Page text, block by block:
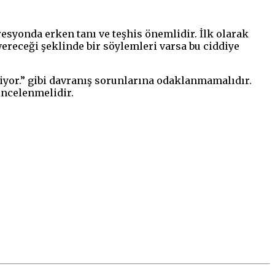
erken tanı ve teşhis önemlidir. İlk olarak
şeklinde bir söylemleri varsa bu ciddiye
gibi davranış sorunlarına odaklanmamalıdır.